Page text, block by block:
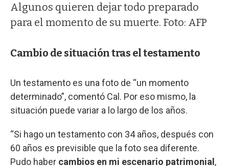
Algunos quieren dejar todo preparado
para el momento de su muerte. Foto: AFP
Cambio de situación tras el testamento
Un testamento es una foto de “un momento
determinado”, comentó Cal. Por eso mismo, la
situación puede variar a lo largo de los años.
“Si hago un testamento con 34 años, después con
60 años es previsible que la foto sea diferente.
Pudo haber cambios en mi escenario patrimonial ,